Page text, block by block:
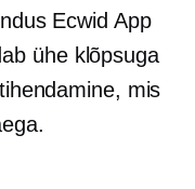
Ecwid App
ühe klõpsuga
mis